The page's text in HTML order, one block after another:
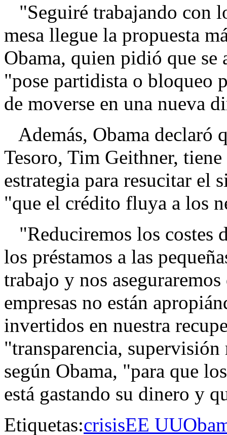
"Seguiré trabajando con
mesa llegue la propuesta
Obama, quien pidió que se
"pose partidista o bloqueo
de moverse en una nueva
Además, Obama declaró
Tesoro, Tim Geithner,
estrategia para resucitar el
"que el crédito fluya a los
"Reduciremos los costes
los préstamos a las
trabajo y nos
empresas no están
invertidos en nuestra
"transparencia,
según Obama, "para que
está gastando su dinero y
Etiquetas:crisisEE UU